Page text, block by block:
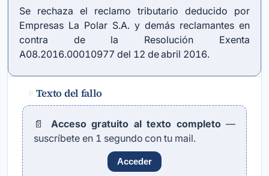
Se rechaza el reclamo tributario deducido por
Empresas La Polar S.A. y demás reclamantes en
contra de la Resolución Exenta
A08.2016.00010977 del 12 de abril 2016.
# Texto del fallo
📄 Acceso gratuito al texto completo—
suscríbete en 1 segundo con tu mail.
Acceder